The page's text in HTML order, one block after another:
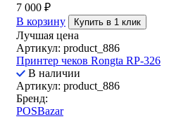
7 000 ₽
В корзину
Купить в 1 клик
Лучшая цена
Артикул: product_886
Принтер чеков Rongta RP-326
В наличии
Артикул: product_886
Бренд:
POSBazar